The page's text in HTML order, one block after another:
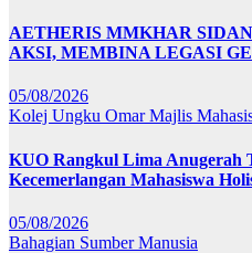
AETHERIS MMKHAR
AKSI, MEMBINA LEGASI
05/08/2026
Kolej Ungku OmarMajlis
KUO Rangkul Lima Anugerah
Kecemerlangan Mahasiswa
05/08/2026
Bahagian Sumber Manusia